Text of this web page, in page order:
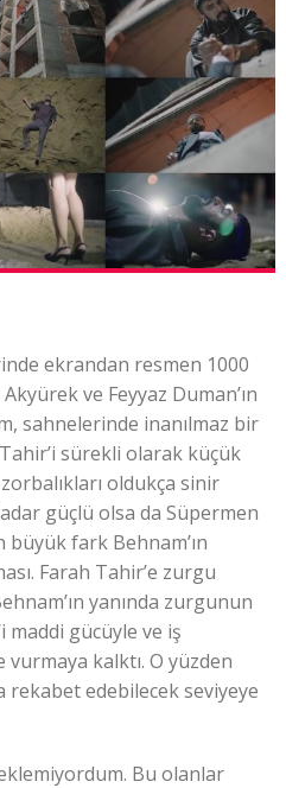
ekrandan resmen 1000
ve Feyyaz Duman’ın
sahnelerinde inanılmaz bir
sürekli olarak küçük
oldukça sinir
güçlü olsa da Süpermen
büyük fark Behnam’ın
Farah Tahir’e zurgu
yanında zurgunun
maddi gücüyle ve iş
kalktı. O yüzden
rekabet edebilecek seviyeye
Bu olanlar